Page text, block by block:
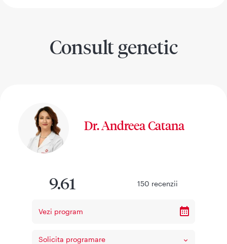
Consult genetic
Dr. Andreea Catana
9.61 150 recenzii
Vezi program
Solicita programare